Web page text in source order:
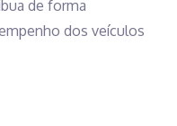
de forma
dos veículos